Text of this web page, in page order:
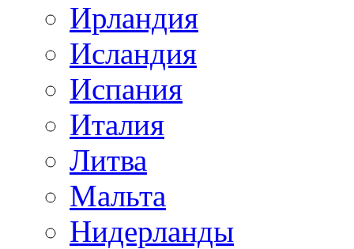
Ирландия
Исландия
Испания
Италия
Литва
Мальта
Нидерланды